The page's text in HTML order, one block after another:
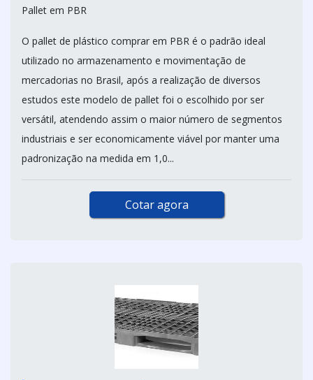
Pallet em PBR
O pallet de plástico comprar em PBR é o padrão ideal
utilizado no armazenamento e movimentação de
mercadorias no Brasil, após a realização de diversos
estudos este modelo de pallet foi o escolhido por ser
versátil, atendendo assim o maior número de segmentos
industriais e ser economicamente viável por manter uma
padronização na medida em 1,0...
Cotar agora